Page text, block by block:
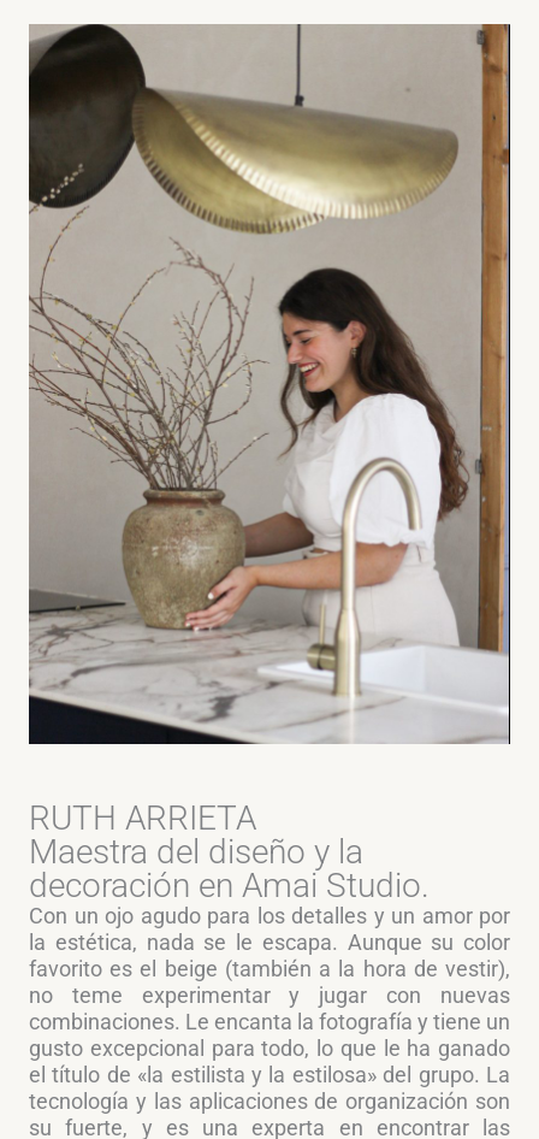
RUTH ARRIETA
Maestra del diseño y la
decoración en Amai Studio.
Con un ojo agudo para los detalles y un amor por
la estética, nada se le escapa. Aunque su color
favorito es el beige (también a la hora de vestir),
no teme experimentar y jugar con nuevas
combinaciones. Le encanta la fotografía y tiene un
gusto excepcional para todo, lo que le ha ganado
el título de «la estilista y la estilosa» del grupo. La
tecnología y las aplicaciones de organización son
su fuerte, y es una experta en encontrar las